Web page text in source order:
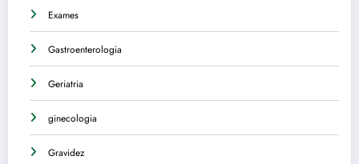
Exames
Gastroenterologia
Geriatria
ginecologia
Gravidez